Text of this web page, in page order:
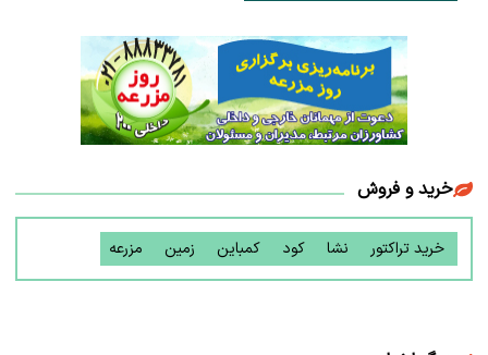
خرید و فروش
خرید تراکتور نشا کود کمباین زمین مزرعه